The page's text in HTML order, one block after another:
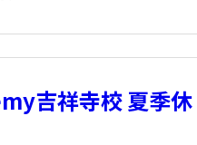
吉祥寺校 夏季休